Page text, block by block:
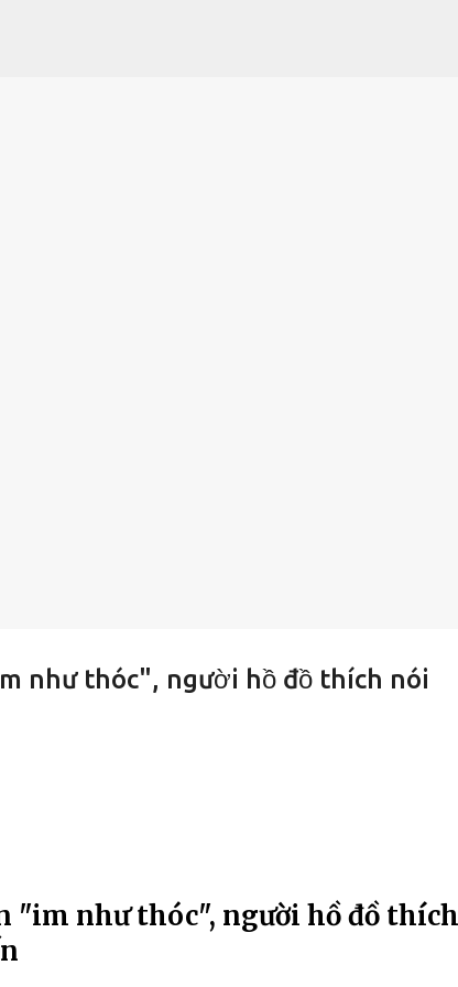
như thóc", người hồ đồ thích nói
"im như thóc", người hồ đồ thích